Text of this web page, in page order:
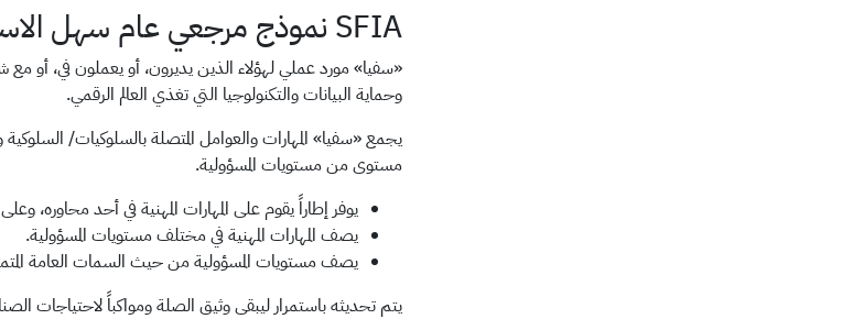
SFIA نموذج مرجعي عام سهل الاستخدام يتميز بما يلي:
«سفيا» مورد عملي لهؤلاء الذين يديرون، أو يعملون في، أو
وحماية البيانات والتكنولوجيا التي تغذي العالم الرقمي.
يجمع «سفيا» المهارات والعوامل المتصلة بالسلوكيات/
مستوى من مستويات المسؤولية.
يوفر إطاراً يقوم على المهارات المهنية في أحد محاوره،
يصف المهارات المهنية في مختلف مستويات المسؤولية.
يصف مستويات المسؤولية من حيث السمات العامة المتمثلة
يتم تحديثه باستمرار ليبقى وثيق الصلة ومواكباً لاحتياجات